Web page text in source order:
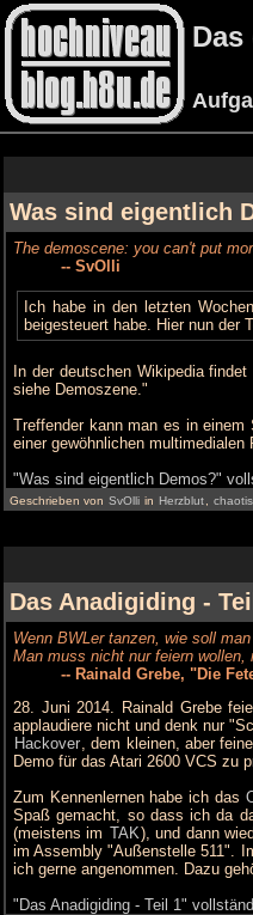
Was sind eigentlich
The demoscene: you can't put
-- SvOlli
Ich habe in den letzten
beigesteuert habe. Hier nun der
In der deutschen Wikipedia
siehe Demoszene."
Treffender kann man es in
einer gewöhnlichen
"Was sind eigentlich Demos?"
Geschrieben von SvOlli in Herzblut
Das Anadigiding -
Wenn BWLer tanzen, wie soll
Man muss nicht nur feiern
-- Rainald Grebe, "Die
28. Juni 2014. Rainald Grebe
applaudiere nicht und denk nur
Hackover , dem kleinen, aber
Demo für das Atari 2600 VCS zu
Zum Kennenlernen habe ich das
Spaß gemacht, so dass ich da
(meistens im TAK), und dann
im Assembly "Außenstelle 511".
ich gerne angenommen. Dazu
"Das Anadigiding - Teil 1"